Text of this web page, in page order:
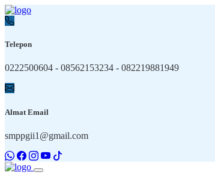
Telepon
0222500604 - 08562153234 - 082219881949
Almat Email
smppgii1@gmail.com